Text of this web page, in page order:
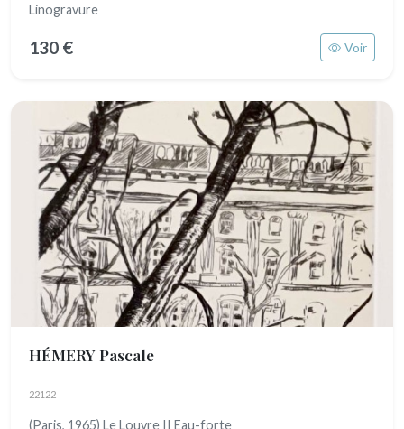
Linogravure
130 € Voir
HÉMERY Pascale
22122
(Paris, 1965) Le Louvre II Eau-forte